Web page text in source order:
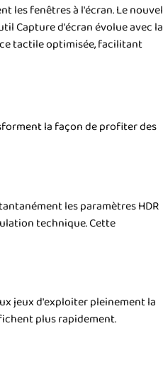
les fenêtres à l'écran. Le nouvel
Capture d'écran évolue avec la
tactile optimisée, facilitant
la façon de profiter des
les paramètres HDR
technique. Cette
jeux d'exploiter pleinement la
plus rapidement.